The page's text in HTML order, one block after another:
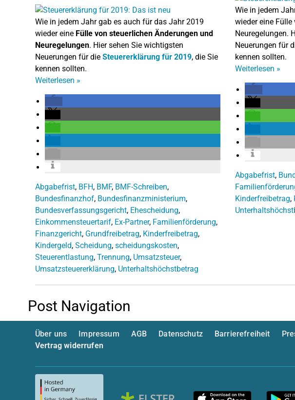
Wie in jedem Jahr gab es auch für das Jahr 2019
wieder eine Fülle von steuerlichen Änderungen und
Neuregelungen. Hier sehen Sie wichtigsten
Neuerungen für die Steuererklärung für 2019, die Sie
kennen sollten.
Weiterlesen »
Abgabefrist, BFH, BMF, BMF-Schreiben,
Bundesfinanzhof, Bundesfinanzministerium,
Bundesverfassungsgericht, Ehescheidung,
Einkommensteuertarif, Ex-Partner, Familienförderung,
Finanzgericht, Grundfreibetrag, Kinderfreibetrag,
Kindergeld, Scheidung, scheidungskosten,
Steuerentlastung, Trennung, Umsatzsteuer,
Umsatzsteuererklärung, Unterhaltshöchstbetrag
Wie in jedem
wieder eine
Neuregelungen.
Neuerungen für
kennen sollten.
Weiterlesen »
Abgabefrist,
Kinderfreibetrag,
Post Navigation
Über uns Impressum AGB Datenschutz Barrierefreiheit
Vertrag widerrufen